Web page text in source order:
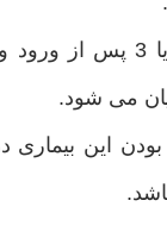
در روزهای 2 و یا 3
می شود.